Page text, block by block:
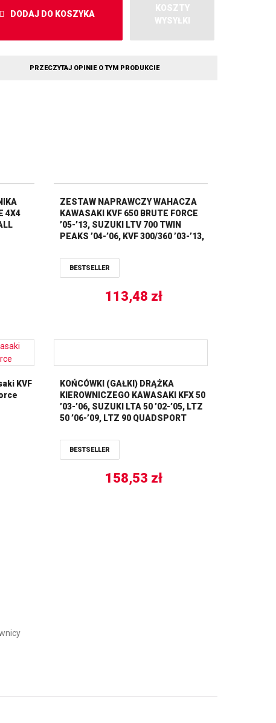
DODAJ DO KOSZYKA
KOSZTY
WYSYŁKI
PRZECZYTAJ OPINIE O TYM PRODUKCIE
4X4
ZESTAW NAPRAWCZY WAHACZA
KAWASAKI KVF 650 BRUTE FORCE
’05-’13, SUZUKI LTV 700 TWIN
PEAKS ’04-’06, KVF 300/360 ’03-’13,
BESTSELLER
113,48 zł
KVF
KOŃCÓWKI (GAŁKI) DRĄŻKA
KIEROWNICZEGO KAWASAKI KFX 50
’03-’06, SUZUKI LTA 50 ’02-’05, LTZ
50 ’06-’09, LTZ 90 QUADSPORT
BESTSELLER
158,53 zł